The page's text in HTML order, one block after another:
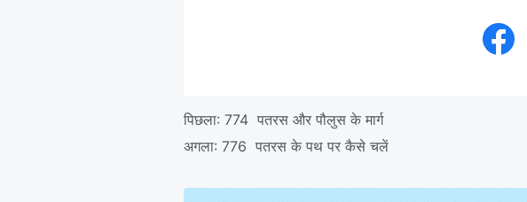
पिछला: 774 पतरस और पौलुस के मार्ग
अगला: 776 पतरस के पथ पर कैसे चलें